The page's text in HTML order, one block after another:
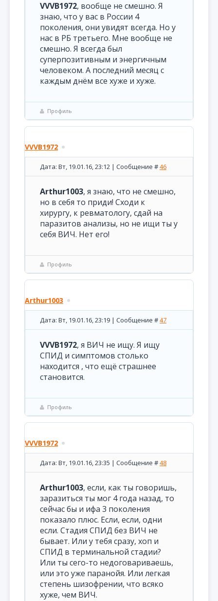
VVVB1972, вообще не смешно. Я
знаю, что у вас в России 4
поколения, они увидят всегда. Но у
нас в РБ третьего. Мне вообще не
смешно. Я всегда был
суперпозитивным и энергичным
человеком. А последний месяц с
каждым днём все хуже и хуже.
Профиль
VVVB1972
Дата: Вт, 19.01.16, 23:12 | Сообщение #46
Arthur1003, я знаю, что не смешно,
но в себя то приди! Сходи к
хирургу, к ревматологу, сдай на
паразитов анализы, но не ищи ты у
себя ВИЧ. Нет его!
Профиль
Arthur1003
Дата: Вт, 19.01.16, 23:19 | Сообщение #47
VVVB1972, я ВИЧ не ищу. Я ищу
СПИД и симптомов столько
находится , что ещё страшнее
становится.
Профиль
VVVB1972
Дата: Вт, 19.01.16, 23:35 | Сообщение #48
Arthur1003, если, как ты говоришь,
заразиться ты мог 4 года назад, то
сейчас бы и ифа 3 поколения
показало плюс. Если, если, одни
если. Стадия СПИД без ВИЧ не
бывает. Или у тебя сразу, хоп и
СПИД в терминальной стадии?
Или ты сего-то недоговариваешь,
или это уже паранойя. Или легкая
степень шизофрении, что всяко
хуже, чем ВИЧ.